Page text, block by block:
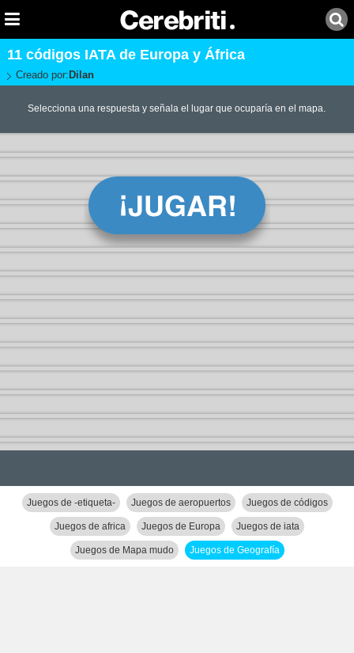
11 códigos IATA de Europa y África
Creado por: Dilan
Selecciona una respuesta y señala el lugar que ocuparía en el mapa.
Juegos de -etiqueta- Juegos de aeropuertos Juegos de códigos
Juegos de africa Juegos de Europa Juegos de iata
Juegos de Mapa mudo Juegos de Geografía